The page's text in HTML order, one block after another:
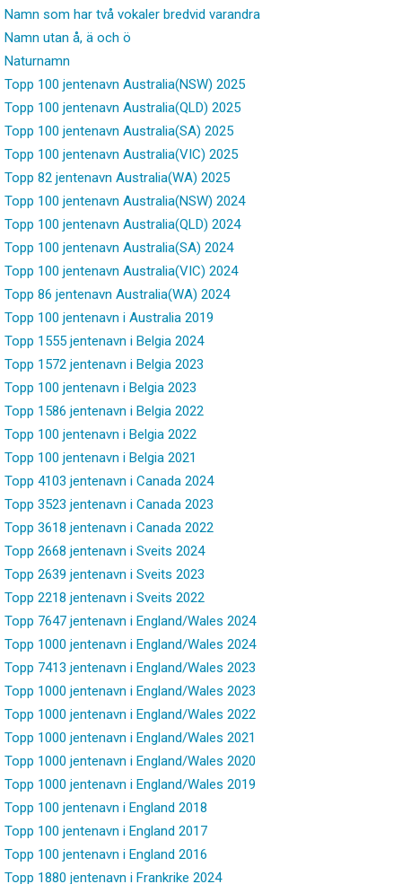
Namn som har två vokaler bredvid varandra
Namn utan å, ä och ö
Naturnamn
Topp 100 jentenavn Australia(NSW) 2025
Topp 100 jentenavn Australia(QLD) 2025
Topp 100 jentenavn Australia(SA) 2025
Topp 100 jentenavn Australia(VIC) 2025
Topp 82 jentenavn Australia(WA) 2025
Topp 100 jentenavn Australia(NSW) 2024
Topp 100 jentenavn Australia(QLD) 2024
Topp 100 jentenavn Australia(SA) 2024
Topp 100 jentenavn Australia(VIC) 2024
Topp 86 jentenavn Australia(WA) 2024
Topp 100 jentenavn i Australia 2019
Topp 1555 jentenavn i Belgia 2024
Topp 1572 jentenavn i Belgia 2023
Topp 100 jentenavn i Belgia 2023
Topp 1586 jentenavn i Belgia 2022
Topp 100 jentenavn i Belgia 2022
Topp 100 jentenavn i Belgia 2021
Topp 4103 jentenavn i Canada 2024
Topp 3523 jentenavn i Canada 2023
Topp 3618 jentenavn i Canada 2022
Topp 2668 jentenavn i Sveits 2024
Topp 2639 jentenavn i Sveits 2023
Topp 2218 jentenavn i Sveits 2022
Topp 7647 jentenavn i England/Wales 2024
Topp 1000 jentenavn i England/Wales 2024
Topp 7413 jentenavn i England/Wales 2023
Topp 1000 jentenavn i England/Wales 2023
Topp 1000 jentenavn i England/Wales 2022
Topp 1000 jentenavn i England/Wales 2021
Topp 1000 jentenavn i England/Wales 2020
Topp 1000 jentenavn i England/Wales 2019
Topp 100 jentenavn i England 2018
Topp 100 jentenavn i England 2017
Topp 100 jentenavn i England 2016
Topp 1880 jentenavn i Frankrike 2024